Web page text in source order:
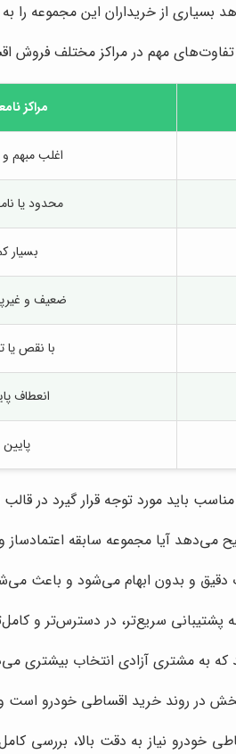
بسیاری از خریداران این مجموعه را
مهم در مراکز مختلف فروش
مراکز
اغلب مبهم
محدود یا
بسیار
ضعیف و
با نقص یا
انعطاف
پایین
مناسب باید مورد توجه قرار گیرد
می‌دهد آیا مجموعه سابقه اعتمادساز
دقیق و بدون ابهام می‌شود و باعث
پشتیبانی سریع‌تر، در دسترس‌تر و
به مشتری آزادی انتخاب بیشتری
در روند خرید اقساطی خودرو است
خودرو نیاز به دقت بالا، بررسی